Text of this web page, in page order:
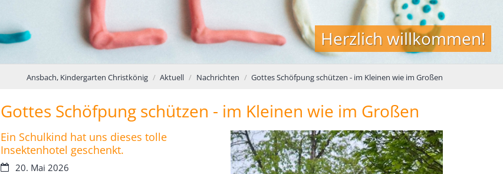
Herzlich willkommen!
Ansbach, Kindergarten Christkönig Aktuell Nachrichten Gottes Schöfpung schützen - im Kleinen wie im Großen
Gottes Schöfpung schützen - im Kleinen wie im Großen
Ein Schulkind hat uns dieses tolle
Insektenhotel geschenkt.
Datum:20. Mai 2026